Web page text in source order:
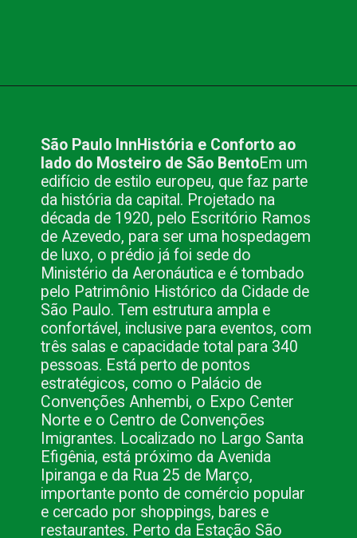
São Paulo InnHistória e Conforto ao
lado do Mosteiro de São BentoEm um
edifício de estilo europeu, que faz parte
da história da capital. Projetado na
década de 1920, pelo Escritório Ramos
de Azevedo, para ser uma hospedagem
de luxo, o prédio já foi sede do
Ministério da Aeronáutica e é tombado
pelo Patrimônio Histórico da Cidade de
São Paulo. Tem estrutura ampla e
confortável, inclusive para eventos, com
três salas e capacidade total para 340
pessoas. Está perto de pontos
estratégicos, como o Palácio de
Convenções Anhembi, o Expo Center
Norte e o Centro de Convenções
Imigrantes. Localizado no Largo Santa
Efigênia, está próximo da Avenida
Ipiranga e da Rua 25 de Março,
importante ponto de comércio popular
e cercado por shoppings, bares e
restaurantes. Perto da Estação São